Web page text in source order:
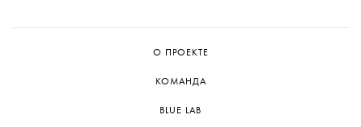
О ПРОЕКТЕ
КОМАНДА
BLUE LAB